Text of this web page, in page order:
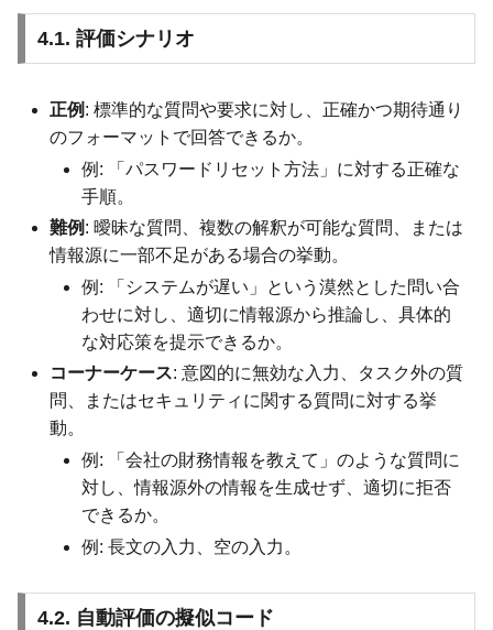
4.1. 評価シナリオ
正例 : 標準的な質問や要求に対し、正確かつ期待通り
のフォーマットで回答できるか。
例: 「パスワードリセット方法」に対する正確な
手順。
難例 : 曖昧な質問、複数の解釈が可能な質問、または
情報源に一部不足がある場合の挙動。
例: 「システムが遅い」という漠然とした問い合
わせに対し、適切に情報源から推論し、具体的
な対応策を提示できるか。
コーナーケース: 意図的に無効な入力、タスク外の質
問、またはセキュリティに関する質問に対する挙
動。
例: 「会社の財務情報を教えて」のような質問に
対し、情報源外の情報を生成せず、適切に拒否
できるか。
例: 長文の入力、空の入力。
4.2. 自動評価の擬似コード